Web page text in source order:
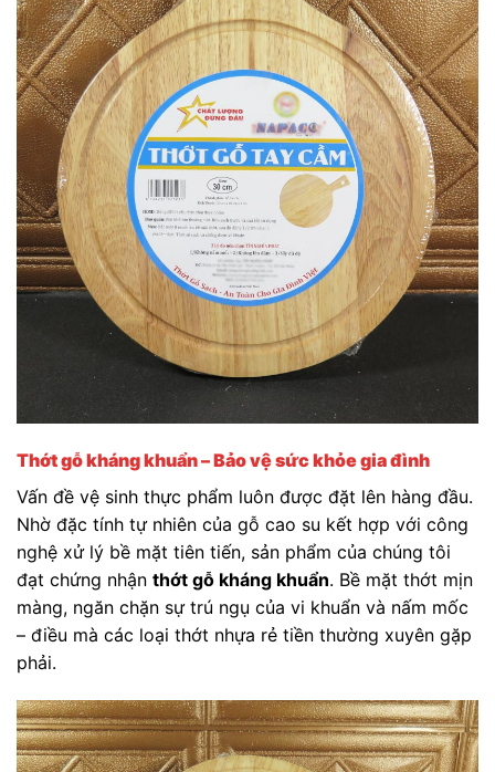
Thớt gỗ kháng khuẩn – Bảo vệ sức khỏe gia đình
Vấn đề vệ sinh thực phẩm luôn được đặt lên hàng đầu.
Nhờ đặc tính tự nhiên của gỗ cao su kết hợp với công
nghệ xử lý bề mặt tiên tiến, sản phẩm của chúng tôi
đạt chứng nhận thớt gỗ kháng khuẩn. Bề mặt thớt mịn
màng, ngăn chặn sự trú ngụ của vi khuẩn và nấm mốc
– điều mà các loại thớt nhựa rẻ tiền thường xuyên gặp
phải.